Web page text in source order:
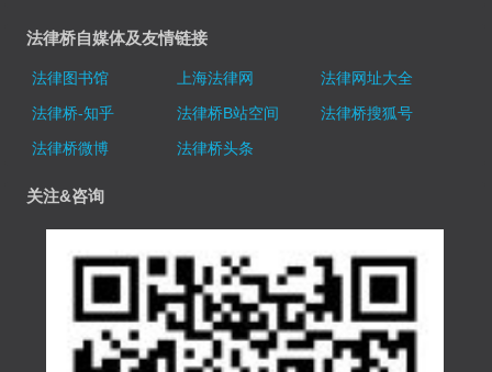
法律桥自媒体及友情链接
法律图书馆 上海法律网
法律网址大全
法律桥-知乎
法律桥B站空间
法律桥搜狐号
法律桥微博
法律桥头条
关注&咨询